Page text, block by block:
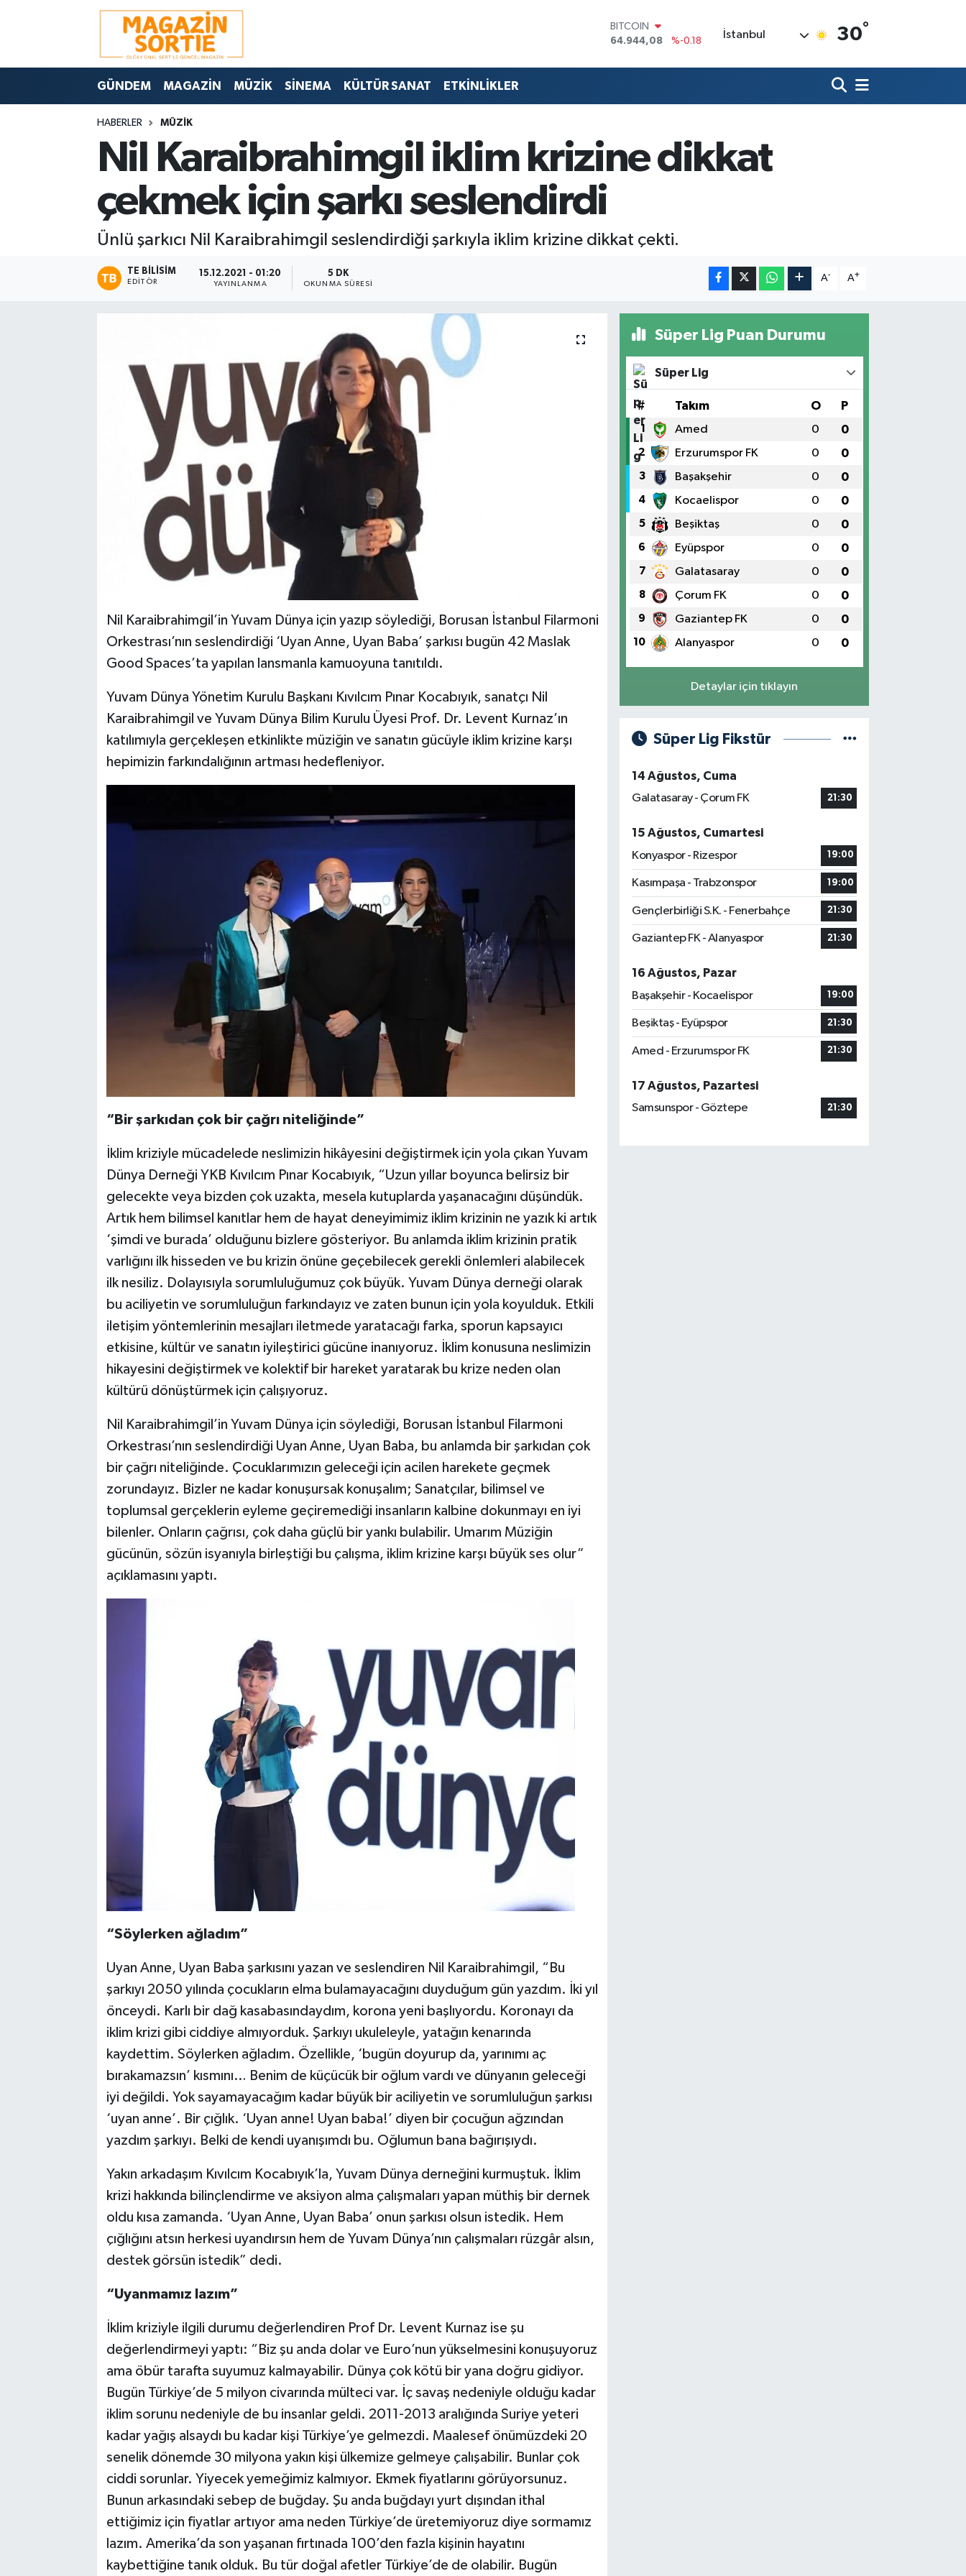
DOLAR
47,7436
%0.18
55,2510
%0.32
13.779
%-14
BITCOIN
İstanbul 30°
GÜNDEM MAGAZİN MÜZİK SİNEMA KÜLTÜR SANAT ETKİNLİKLER
HABERLER MÜZİK
Nil Karaibrahimgil iklim krizine dikkat
çekmek için şarkı seslendirdi
Ünlü şarkıcı Nil Karaibrahimgil seslendirdiği şarkıyla iklim krizine dikkat çekti.
TE BILISIM
EDITÖR
15.12.2021 - 01:20
YAYINLANMA
5 DK
OKUNMA SÜRESI
A- A+
Nil Karaibrahimgil’in Yuvam Dünya için yazıp söylediği, Borusan İstanbul Filarmoni
Orkestrası’nın seslendirdiği ‘Uyan Anne, Uyan Baba’ şarkısı bugün 42 Maslak
Good Spaces’ta yapılan lansmanla kamuoyuna tanıtıldı.
Yuvam Dünya Yönetim Kurulu Başkanı Kıvılcım Pınar Kocabıyık, sanatçı Nil
Karaibrahimgil ve Yuvam Dünya Bilim Kurulu Üyesi Prof. Dr. Levent Kurnaz’ın
katılımıyla gerçekleşen etkinlikte müziğin ve sanatın gücüyle iklim krizine karşı
hepimizin farkındalığının artması hedefleniyor.
“Bir şarkıdan çok bir çağrı niteliğinde”
İklim kriziyle mücadelede neslimizin hikâyesini değiştirmek için yola çıkan Yuvam
Dünya Derneği YKB Kıvılcım Pınar Kocabıyık, “Uzun yıllar boyunca belirsiz bir
gelecekte veya bizden çok uzakta, mesela kutuplarda yaşanacağını düşündük.
Artık hem bilimsel kanıtlar hem de hayat deneyimimiz iklim krizinin ne yazık ki artık
‘şimdi ve burada’ olduğunu bizlere gösteriyor. Bu anlamda iklim krizinin pratik
varlığını ilk hisseden ve bu krizin önüne geçebilecek gerekli önlemleri alabilecek
ilk nesiliz. Dolayısıyla sorumluluğumuz çok büyük. Yuvam Dünya derneği olarak
bu aciliyetin ve sorumluluğun farkındayız ve zaten bunun için yola koyulduk. Etkili
iletişim yöntemlerinin mesajları iletmede yaratacağı farka, sporun kapsayıcı
etkisine, kültür ve sanatın iyileştirici gücüne inanıyoruz. İklim konusuna neslimizin
hikayesini değiştirmek ve kolektif bir hareket yaratarak bu krize neden olan
kültürü dönüştürmek için çalışıyoruz.
Nil Karaibrahimgil’in Yuvam Dünya için söylediği, Borusan İstanbul Filarmoni
Orkestrası’nın seslendirdiği Uyan Anne, Uyan Baba, bu anlamda bir şarkıdan çok
bir çağrı niteliğinde. Çocuklarımızın geleceği için acilen harekete geçmek
zorundayız. Bizler ne kadar konuşursak konuşalım; Sanatçılar, bilimsel ve
toplumsal gerçeklerin eyleme geçiremediği insanların kalbine dokunmayı en iyi
bilenler. Onların çağrısı, çok daha güçlü bir yankı bulabilir. Umarım Müziğin
gücünün, sözün isyanıyla birleştiği bu çalışma, iklim krizine karşı büyük ses olur”
açıklamasını yaptı.
“Söylerken ağladım”
Uyan Anne, Uyan Baba şarkısını yazan ve seslendiren Nil Karaibrahimgil, “Bu
şarkıyı 2050 yılında çocukların elma bulamayacağını duyduğum gün yazdım. İki yıl
önceydi. Karlı bir dağ kasabasındaydım, korona yeni başlıyordu. Koronayı da
iklim krizi gibi ciddiye almıyorduk. Şarkıyı ukuleleyle, yatağın kenarında
kaydettim. Söylerken ağladım. Özellikle, ‘bugün doyurup da, yarınımı aç
bırakamazsın’ kısmını… Benim de küçücük bir oğlum vardı ve dünyanın geleceği
iyi değildi. Yok sayamayacağım kadar büyük bir aciliyetin ve sorumluluğun şarkısı
‘uyan anne’. Bir çığlık. ‘Uyan anne! Uyan baba!’ diyen bir çocuğun ağzından
yazdım şarkıyı. Belki de kendi uyanışımdı bu. Oğlumun bana bağırışıydı.
Yakın arkadaşım Kıvılcım Kocabıyık’la, Yuvam Dünya derneğini kurmuştuk. İklim
krizi hakkında bilinçlendirme ve aksiyon alma çalışmaları yapan müthiş bir dernek
oldu kısa zamanda. ‘Uyan Anne, Uyan Baba’ onun şarkısı olsun istedik. Hem
çığlığını atsın herkesi uyandırsın hem de Yuvam Dünya’nın çalışmaları rüzgâr alsın,
destek görsün istedik” dedi.
“Uyanmamız lazım”
İklim kriziyle ilgili durumu değerlendiren Prof Dr. Levent Kurnaz ise şu
değerlendirmeyi yaptı: “Biz şu anda dolar ve Euro’nun yükselmesini konuşuyoruz
ama öbür tarafta suyumuz kalmayabilir. Dünya çok kötü bir yana doğru gidiyor.
Bugün Türkiye’de 5 milyon civarında mülteci var. İç savaş nedeniyle olduğu kadar
iklim sorunu nedeniyle de bu insanlar geldi. 2011-2013 aralığında Suriye yeteri
kadar yağış alsaydı bu kadar kişi Türkiye’ye gelmezdi. Maalesef önümüzdeki 20
senelik dönemde 30 milyona yakın kişi ülkemize gelmeye çalışabilir. Bunlar çok
ciddi sorunlar. Yiyecek yemeğimiz kalmıyor. Ekmek fiyatlarını görüyorsunuz.
Bunun arkasındaki sebep de buğday. Şu anda buğdayı yurt dışından ithal
ettiğimiz için fiyatlar artıyor ama neden Türkiye’de üretemiyoruz diye sormamız
lazım. Amerika’da son yaşanan fırtınada 100’den fazla kişinin hayatını
kaybettiğine tanık olduk. Bu tür doğal afetler Türkiye’de de olabilir. Bugün
Süper Lig Puan Durumu
Süper Lig
# Takım O P
1 Amed 0 0
2 Erzurumspor FK 0 0
3 Başakşehir 0 0
4 Kocaelispor 0 0
5 Beşiktaş 0 0
6 Eyüpspor 0 0
7 Galatasaray 0 0
8 Çorum FK 0 0
9 Gaziantep FK 0 0
10 Alanyaspor 0 0
Detaylar için tıklayın
Süper Lig Fikstür
14 Ağustos, Cuma
Galatasaray - Çorum FK
21:30
15 Ağustos, Cumartesi
Konyaspor - Rizespor
19:00
Kasımpaşa - Trabzonspor 19:00
Gençlerbirliği S.K. - Fenerbahçe 21:30
Gaziantep FK - Alanyaspor 21:30
16 Ağustos, Pazar
Başakşehir - Kocaelispor
19:00
Beşiktaş - Eyüpspor 21:30
Amed - Erzurumspor FK 21:30
17 Ağustos, Pazartesi
Samsunspor - Göztepe
21:30
Nöbetçi Eczaneler
Hava Durumu
Trafik Durumu
Süper Lig Puan Durumu ve Fikstür
Tüm Manşetler
Son Dakika Haberleri
Haber Arşivi